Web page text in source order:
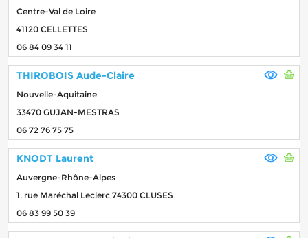
Centre-Val de Loire
41120 CELLETTES
06 84 09 34 11
THIROBOIS Aude-Claire
Nouvelle-Aquitaine
33470 GUJAN-MESTRAS
06 72 76 75 75
KNODT Laurent
Auvergne-Rhône-Alpes
1, rue Maréchal Leclerc 74300 CLUSES
06 83 99 50 39